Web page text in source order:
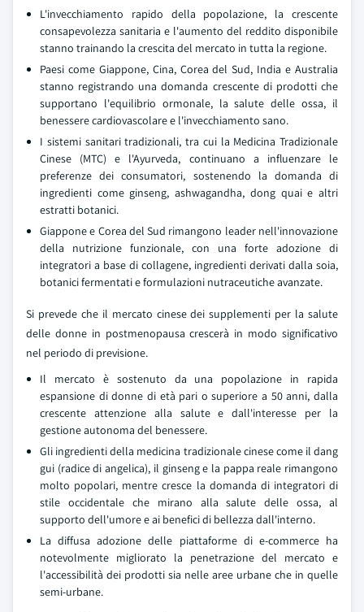
L'invecchiamento rapido della popolazione, la crescente
consapevolezza sanitaria e l'aumento del reddito disponibile
stanno trainando la crescita del mercato in tutta la regione.
Paesi come Giappone, Cina, Corea del Sud, India e Australia
stanno registrando una domanda crescente di prodotti che
supportano l'equilibrio ormonale, la salute delle ossa, il
benessere cardiovascolare e l'invecchiamento sano.
I sistemi sanitari tradizionali, tra cui la Medicina Tradizionale
Cinese (MTC) e l'Ayurveda, continuano a influenzare le
preferenze dei consumatori, sostenendo la domanda di
ingredienti come ginseng, ashwagandha, dong quai e altri
estratti botanici.
Giappone e Corea del Sud rimangono leader nell'innovazione
della nutrizione funzionale, con una forte adozione di
integratori a base di collagene, ingredienti derivati dalla soia,
botanici fermentati e formulazioni nutraceutiche avanzate.
Si prevede che il mercato cinese dei supplementi per la salute
delle donne in postmenopausa crescerà in modo significativo
nel periodo di previsione.
Il mercato è sostenuto da una popolazione in rapida
espansione di donne di età pari o superiore a 50 anni, dalla
crescente attenzione alla salute e dall'interesse per la
gestione autonoma del benessere.
Gli ingredienti della medicina tradizionale cinese come il dang
gui (radice di angelica), il ginseng e la pappa reale rimangono
molto popolari, mentre cresce la domanda di integratori di
stile occidentale che mirano alla salute delle ossa, al
supporto dell'umore e ai benefici di bellezza dall'interno.
La diffusa adozione delle piattaforme di e-commerce ha
notevolmente migliorato la penetrazione del mercato e
l'accessibilità dei prodotti sia nelle aree urbane che in quelle
semi-urbane.